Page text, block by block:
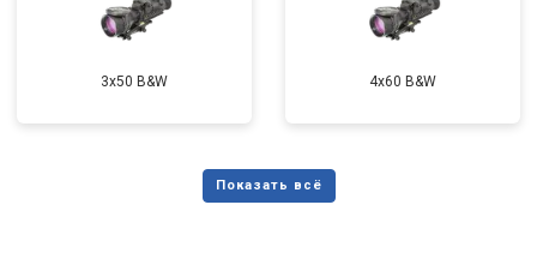
3x50 B&W 4x60 B&W